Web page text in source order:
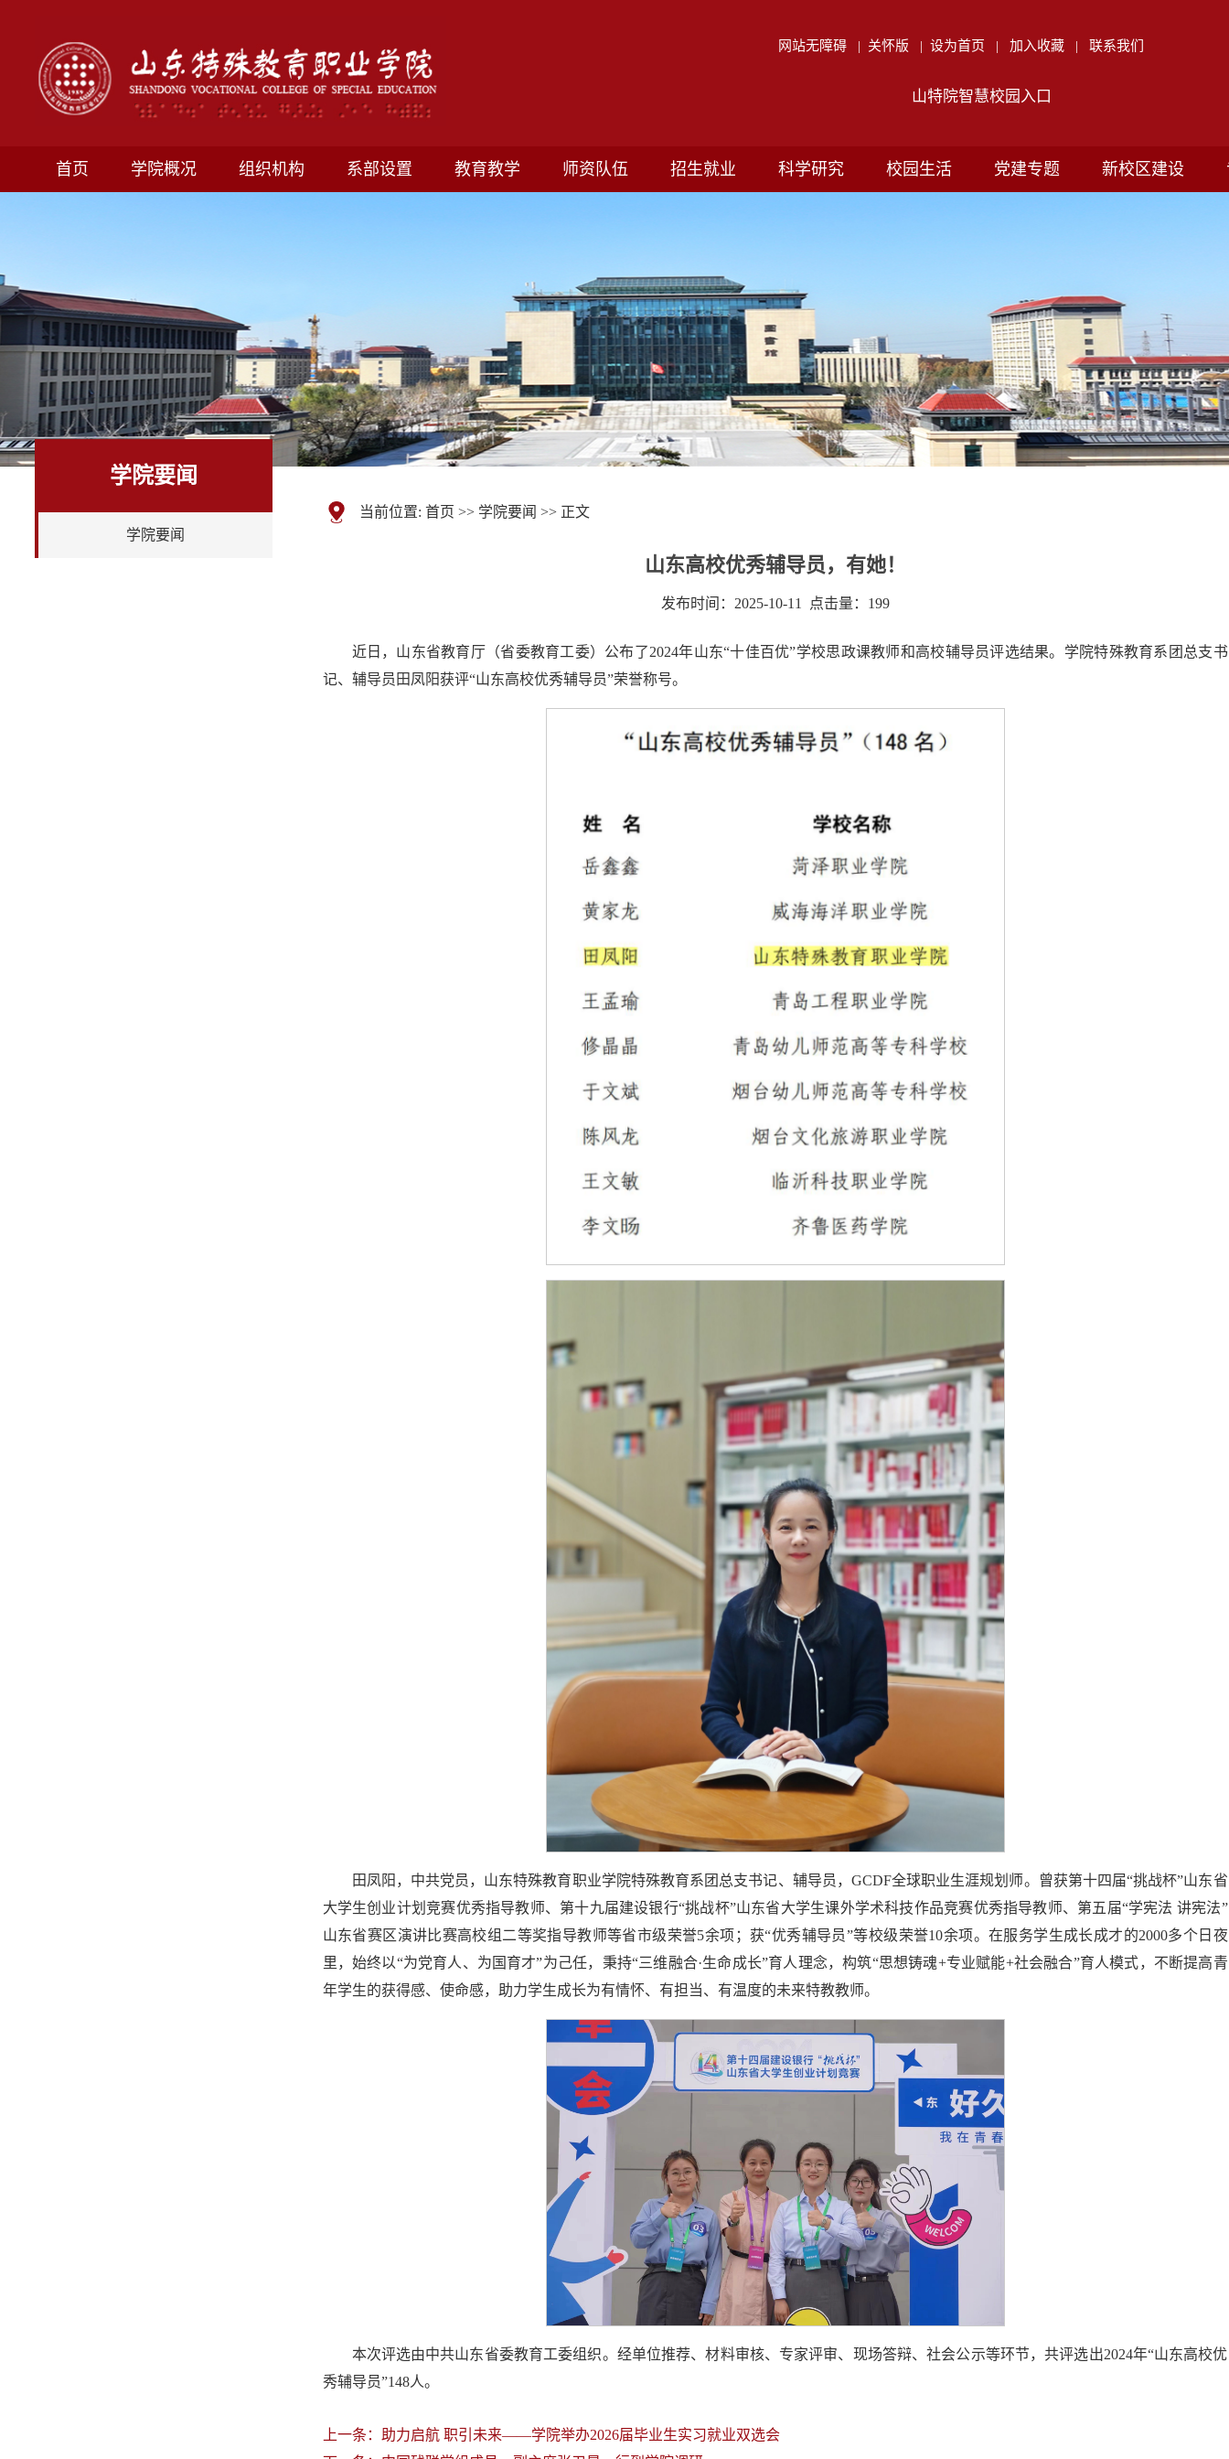
网站无障碍 | 关怀版 | 设为首页 | 加入收藏 | 联系我们
山特院智慧校园入口
首页 学院概况 组织机构 系部设置 教育教学 师资队伍 招生就业 科学研究 校园生活 党建专题 新校区建设
学院要闻
学院要闻
当前位置: 首页 >> 学院要闻 >> 正文
山东高校优秀辅导员，有她！
发布时间：2025-10-11 点击量： 199
近日，山东省教育厅（省委教育工委）公布了2024年山东“十佳百优”学校思政课教师和高校辅导员评选结果。学院特殊教育系团总支书
记、辅导员田凤阳获评“山东高校优秀辅导员”荣誉称号。
田凤阳，中共党员，山东特殊教育职业学院特殊教育系团总支书记、辅导员，GCDF全球职业生涯规划师。曾获第十四届“挑战杯”山东省
大学生创业计划竞赛优秀指导教师、第十九届建设银行“挑战杯”山东省大学生课外学术科技作品竞赛优秀指导教师、第五届“学宪法 讲宪法”
山东省赛区演讲比赛高校组二等奖指导教师等省市级荣誉5余项；获“优秀辅导员”等校级荣誉10余项。在服务学生成长成才的2000多个日夜
里，始终以“为党育人、为国育才”为己任，秉持“三维融合·生命成长”育人理念，构筑“思想铸魂+专业赋能+社会融合”育人模式，不断提高青
年学生的获得感、使命感，助力学生成长为有情怀、有担当、有温度的未来特教教师。
本次评选由中共山东省委教育工委组织。经单位推荐、材料审核、专家评审、现场答辩、社会公示等环节，共评选出2024年“山东高校优
秀辅导员”148人。
上一条： 助力启航 职引未来——学院举办2026届毕业生实习就业双选会